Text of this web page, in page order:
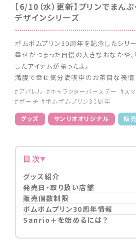
【6/10（水）更新】プリンでまん
デザインシリーズ
ポムポムプリン30周年を記念したシリ
幸せがつまった自慢の大きなおなかや、
したアイテムが揃ったよ。
満腹で幸せ気分満喫中のお茶目な表
#アパレル #キャラクターバースデー #ス
#ポーチ #ポムポムプリン30周年
グッズ サンリオオリジナル 販
目次
グッズ紹介
発売日・取り扱い店舗
販売個数制限
ポムポムプリン30周年情報
Sanrio＋を始めるには？